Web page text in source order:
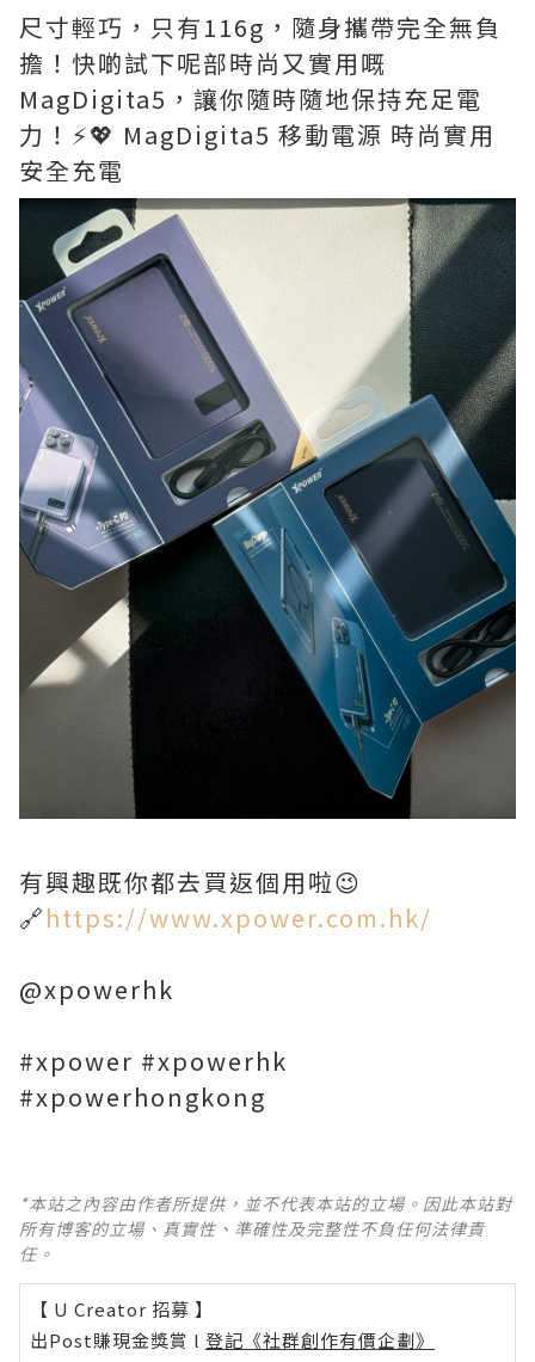
尺寸輕巧，只有116g，隨身攜帶完全無負
擔！快啲試下呢部時尚又實用嘅
MagDigita5，讓你隨時隨地保持充足電
力！⚡️💖 MagDigita5 移動電源 時尚實用
安全充電
有興趣既你都去買返個用啦😉
🔗https://www.xpower.com.hk/
@xpowerhk
#xpower #xpowerhk
#xpowerhongkong
*本站之內容由作者所提供，並不代表本站的立場。因此本站對
所有博客的立場、真實性、準確性及完整性不負任何法律責
任。
【 U Creator 招募 】
出Post賺現金獎賞 l 登記《社群創作有價企劃》